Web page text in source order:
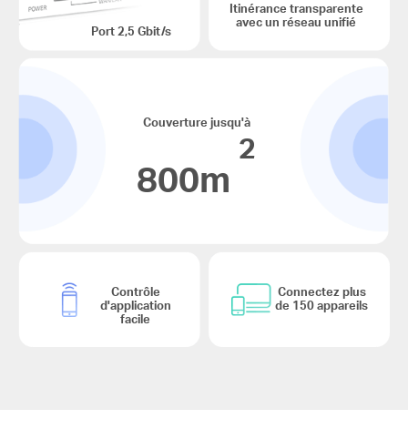
Port 2,5 Gbit/s
Itinérance transparente
avec un réseau unifié
Contrôle
d'application
facile
Connectez plus
de 150 appareils
Couverture jusqu'à
800m
2